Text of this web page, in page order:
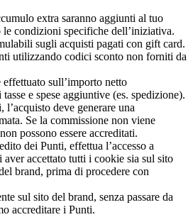
extra saranno aggiunti al tuo
le condizioni specifiche dell’iniziativa.
sugli acquisti pagati con gift card.
utilizzando codici sconto non forniti da
sull’importo netto
e spese aggiuntive (es. spedizione).
l’acquisto deve generare una
Se la commissione non viene
possono essere accreditati.
dei Punti, effettua l’accesso a
accettato tutti i cookie sia sul sito
brand, prima di procedere con
sul sito del brand, senza passare da
accreditare i Punti.